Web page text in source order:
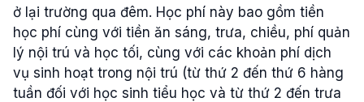
ở lại trường qua đêm. Học phí này bao gồm tiền
học phí cùng với tiền ăn sáng, trưa, chiều, phí quản
lý nội trú và học tối, cùng với các khoản phí dịch
vụ sinh hoạt trong nội trú (từ thứ 2 đến thứ 6 hàng
tuần đối với học sinh tiểu học và từ thứ 2 đến trưa